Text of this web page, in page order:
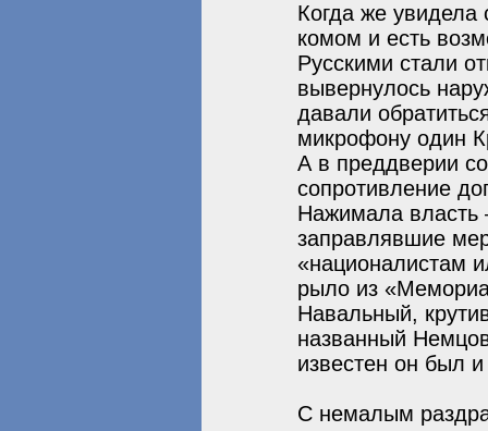
Когда же увидела
комом и есть
Русскими стали
вывернулось
давали
микрофону один
А в преддверии
сопротивление
Нажимала власть
заправлявшие
«националистам
рыло из
Навальный,
названный
известен он был
С немалым